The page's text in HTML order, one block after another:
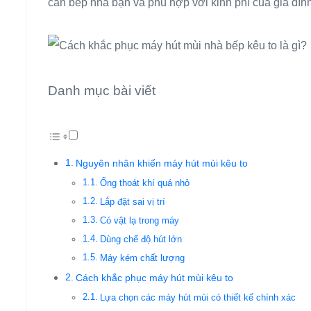
căn bếp nhà bạn và phù hợp với kinh phí của gia
Danh mục bài viết
Nguyên nhân khiến máy hút mùi kêu to
Ống thoát khí quá nhỏ
Lắp đặt sai vị trí
Có vật lạ trong máy
Dùng chế độ hút lớn
Máy kém chất lượng
Cách khắc phục máy hút mùi kêu to
Lựa chọn các máy hút mùi có thiết kế chính xác